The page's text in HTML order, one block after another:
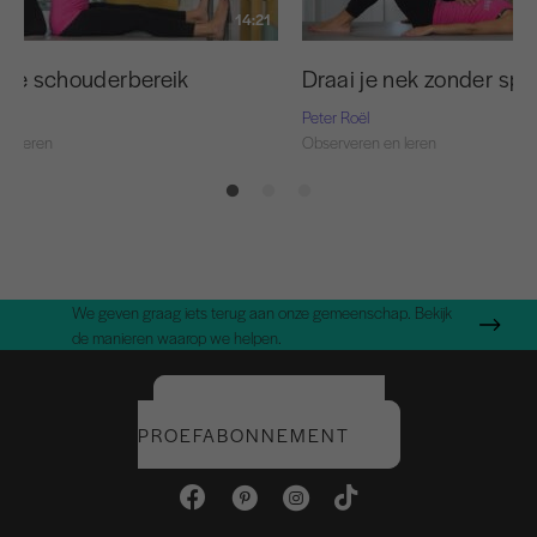
14:21
je schouderbereik
leren
Draai je nek zonder
Peter Roël
Observeren en leren
We geven graag iets terug aan onze gemeenschap. Bekijk
de manieren waarop we helpen.
PROEFABONNEMENT